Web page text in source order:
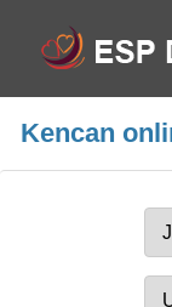
Kencan